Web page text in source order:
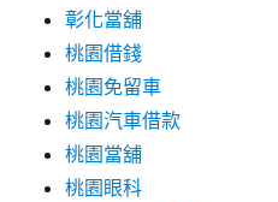
彰化當舖
桃園借錢
桃園免留車
桃園汽車借款
桃園當舖
桃園眼科